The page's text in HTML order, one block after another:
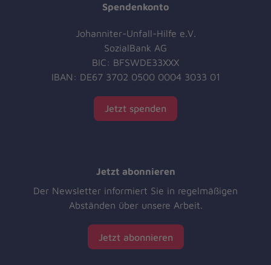
Spendenkonto
Johanniter-Unfall-Hilfe e.V.
SozialBank AG
BIC: BFSWDE33XXX
IBAN: DE67 3702 0500 0004 3033 01
Jetzt spenden
Jetzt abonnieren
Der Newsletter informiert Sie in regelmäßigen
Abständen über unsere Arbeit.
Jetzt abonnieren